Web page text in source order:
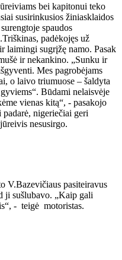
bei kapitonui teko
susirinkusios žiniasklaidos
spaudos
padėkojęs už
laimingi sugrįžę namo. Pasak
ir nekankino. „Sunku ir
Mes pagrobėjams
o laivo triumuose – šaldyta
Būdami nelaisvėje
vienas kitą“, - pasakojo
padarė, nigeriečiai geri
nesusirgo.
V.Bazevičiaus pasiteiravus
ji sušlubavo. „Kaip gali
- teigė motoristas.